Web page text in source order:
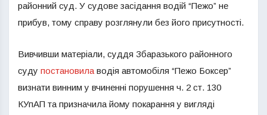
районний суд. У судове засідання водій “Пежо” не
прибув, тому справу розглянули без його присутності.
Вивчивши матеріали, суддя Збаразького районного
суду постановила водія автомобіля “Пежо Боксер”
визнати винним у вчиненні порушення ч. 2 ст. 130
КУпАП та призначила йому покарання у вигляді